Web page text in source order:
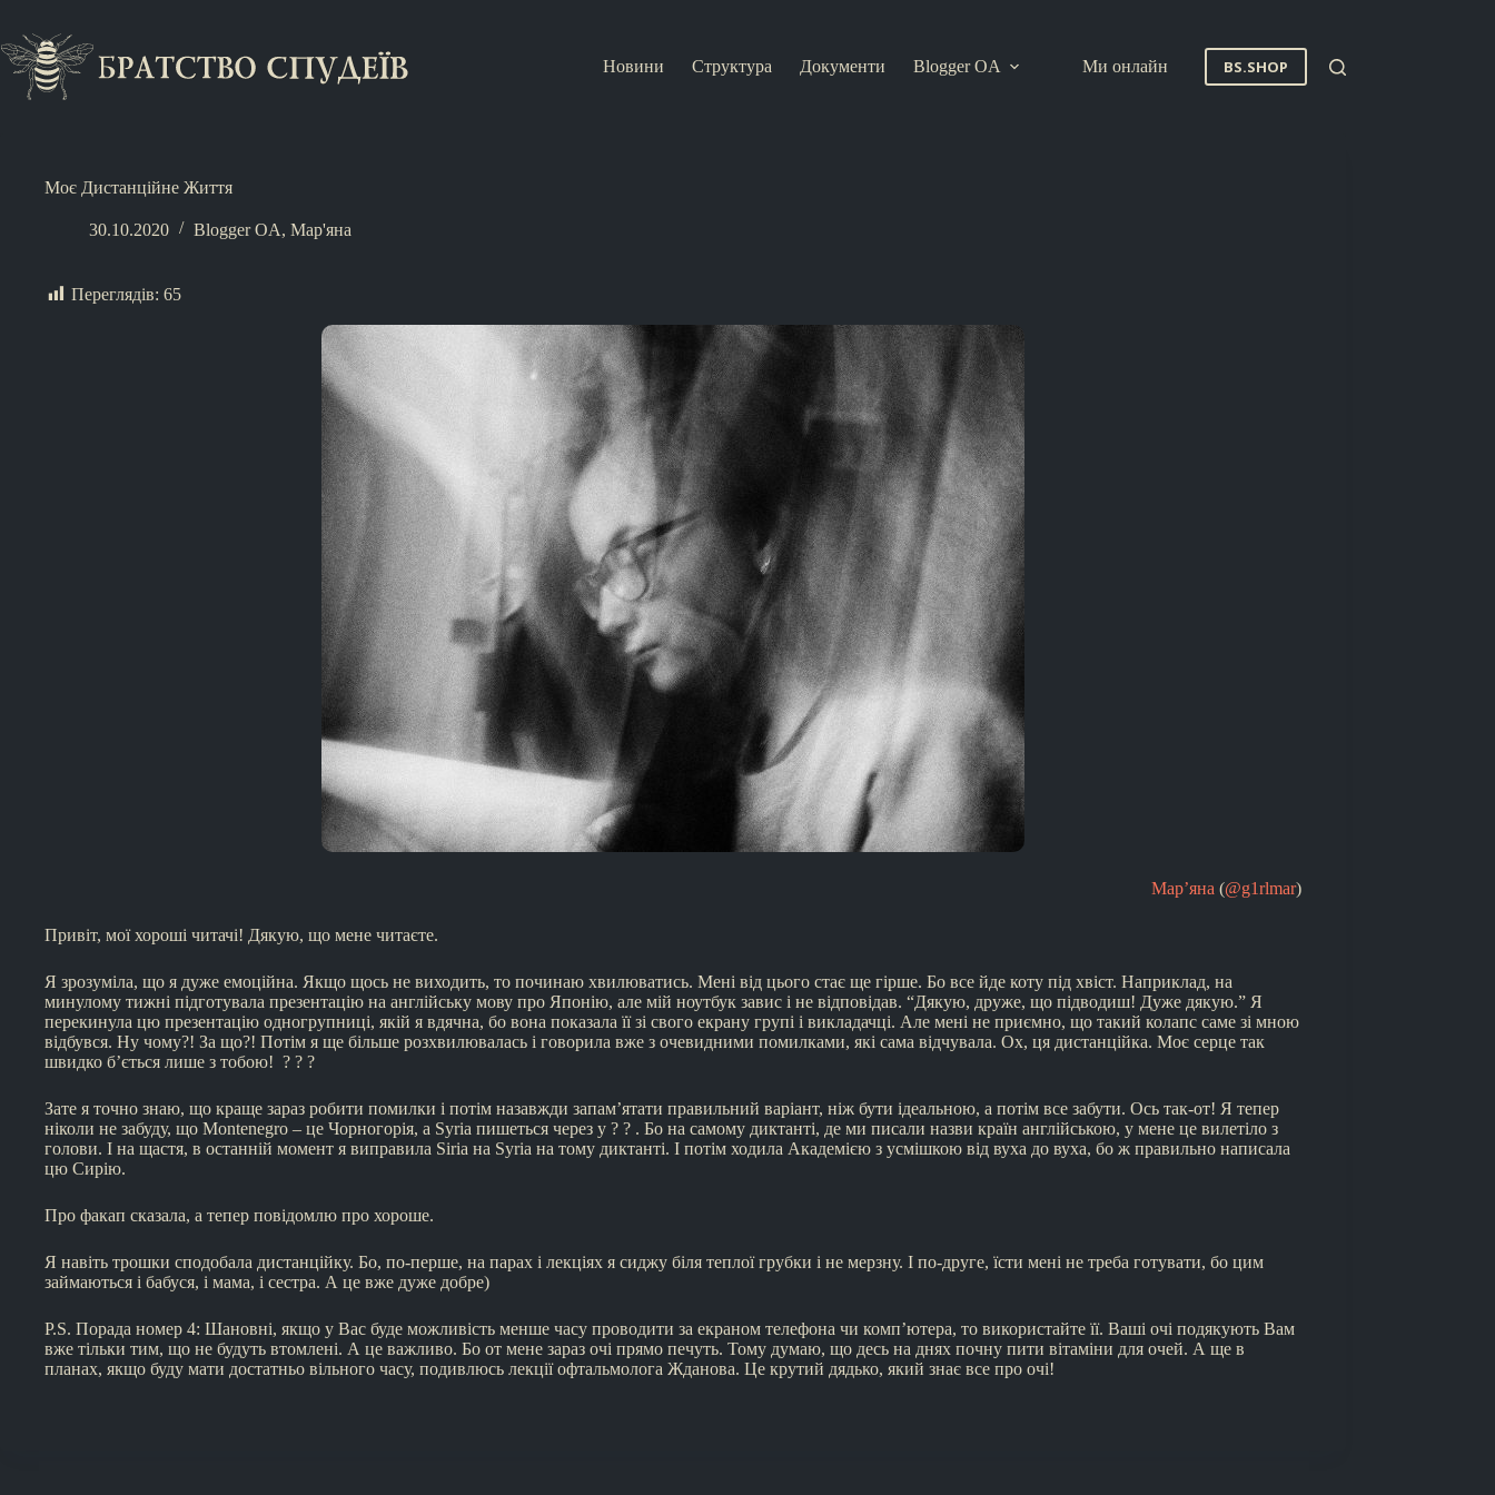
Новини Структура Документи Blogger OA Ми онлайн BS.SHOP
Моє Дистанційне Життя
30.10.2020 Blogger OA, Мар'яна
Переглядів: 65
Мар’яна (@g1rlmar)
Привіт, мої хороші читачі! Дякую, що мене читаєте.
Я зрозуміла, що я дуже емоційна. Якщо щось не виходить, то починаю хвилюватись. Мені від цього стає ще гірше. Бо все йде коту під хвіст. Наприклад, на
минулому тижні підготувала презентацію на англійську мову про Японію, але мій ноутбук завис і не відповідав. “Дякую, друже, що підводиш! Дуже дякую.” Я
перекинула цю презентацію одногрупниці, якій я вдячна, бо вона показала її зі свого екрану групі і викладачці. Але мені не приємно, що такий колапс саме зі мною
відбувся. Ну чому?! За що?! Потім я ще більше розхвилювалась і говорила вже з очевидними помилками, які сама відчувала. Ох, ця дистанційка. Моє серце так
швидко б’ється лише з тобою! ? ? ?
Зате я точно знаю, що краще зараз робити помилки і потім назавжди запам’ятати правильний варіант, ніж бути ідеальною, а потім все забути. Ось так-от! Я тепер
ніколи не забуду, що Montenegro – це Чорногорія, а Syria пишеться через у ? ? . Бо на самому диктанті, де ми писали назви країн англійською, у мене це вилетіло з
голови. І на щастя, в останній момент я виправила Siria на Syria на тому диктанті. І потім ходила Академією з усмішкою від вуха до вуха, бо ж правильно написала
цю Сирію.
Про факап сказала, а тепер повідомлю про хороше.
Я навіть трошки сподобала дистанційку. Бо, по-перше, на парах і лекціях я сиджу біля теплої грубки і не мерзну. І по-друге, їсти мені не треба готувати, бо цим
займаються і бабуся, і мама, і сестра. А це вже дуже добре)
P.S. Порада номер 4: Шановні, якщо у Вас буде можливість менше часу проводити за екраном телефона чи комп’ютера, то використайте її. Ваші очі подякують Вам
вже тільки тим, що не будуть втомлені. А це важливо. Бо от мене зараз очі прямо печуть. Тому думаю, що десь на днях почну пити вітаміни для очей. А ще в
планах, якщо буду мати достатньо вільного часу, подивлюсь лекції офтальмолога Жданова. Це крутий дядько, який знає все про очі!